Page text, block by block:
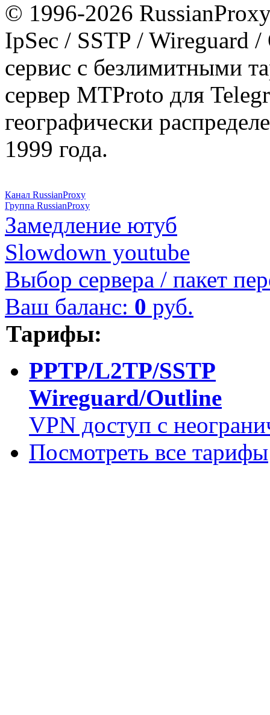
© 1996-2026
IpSec / SSTP / Wireguard
сервис с безлимитными
сервер MTProto для
географически
1999 года.
Канал RussianProxy
Группа RussianProxy
Замедление ютуб
Slowdown youtube
Выбор сервера / пакет
Ваш баланс: 0 руб.
Тарифы:
PPTP/L2TP/SSTP
Wireguard/Outline
VPN доступ с
Посмотреть все тарифы